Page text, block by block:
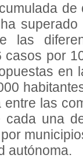
las
casos por
en
entre las
cada una
autónoma.